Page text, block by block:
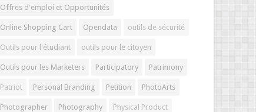
Offres d'emploi et Opportunités
Online Shopping Cart Opendata outils de sécurité
Outils pour l'étudiant outils pour le citoyen
Outils pour les Marketers Participatory Patrimony
Patriot Personal Branding Petition PhotoArts
Photographer Photography Physical Product